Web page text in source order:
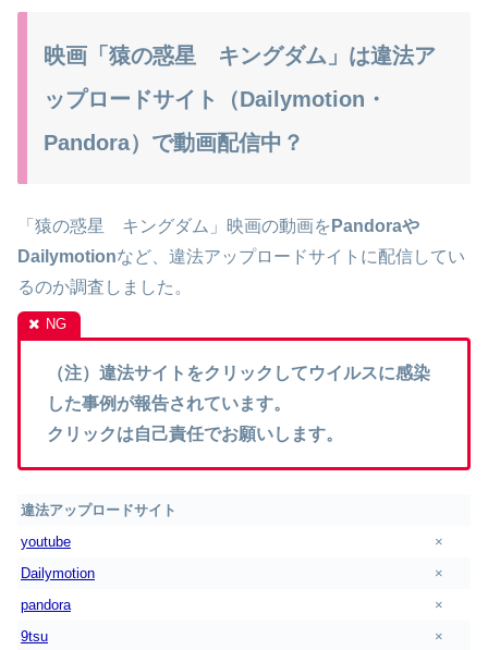
映画「猿の惑星 キングダム」は違法ア
ップロードサイト（Dailymotion・
Pandora）で動画配信中？
「猿の惑星 キングダム」映画の動画を Pandoraや
Dailymotionなど、違法アップロードサイトに配信してい
るのか調査しました。
（注）違法サイトをクリックしてウイルスに感染
した事例が報告されています。
クリックは自己責任でお願いします。
違法アップロードサイト
youtube
×
Dailymotion
×
pandora
×
9tsu
×